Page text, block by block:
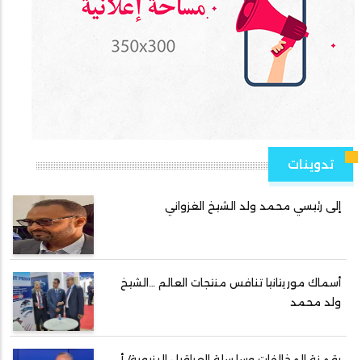
تدوينات
إلى رئيسي محمد ولد الشيخ الغزواني
أسماك موريتانيا تنافس منتجات العالم …الشيخ
ولد محمد